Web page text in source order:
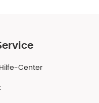
Center